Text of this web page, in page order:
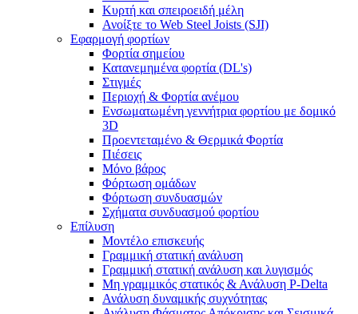
Κυρτή και σπειροειδή μέλη
Ανοίξτε το Web Steel Joists (SJI)
Εφαρμογή φορτίων
Φορτία σημείου
Κατανεμημένα φορτία (DL's)
Στιγμές
Περιοχή & Φορτία ανέμου
Ενσωματωμένη γεννήτρια φορτίου με δομικό
3D
Προεντεταμένο & Θερμικά Φορτία
Πιέσεις
Μόνο βάρος
Φόρτωση ομάδων
Φόρτωση συνδυασμών
Σχήματα συνδυασμού φορτίου
Επίλυση
Μοντέλο επισκευής
Γραμμική στατική ανάλυση
Γραμμική στατική ανάλυση και λυγισμός
Μη γραμμικός στατικός & Ανάλυση P-Delta
Ανάλυση δυναμικής συχνότητας